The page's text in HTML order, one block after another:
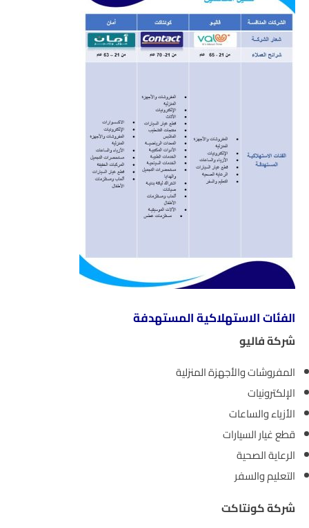
الفئات الاستهلاكية المستهدفة
شركة فاليو
المفروشات والأجهزة المنزلية
الإلكترونيات
الأزياء والساعات
قطع غيار السيارات
الرعاية الصحية
التعليم والسفر
شركة كونتاكت